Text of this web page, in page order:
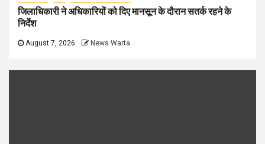
जिलाधिकारी ने अधिकारियों को दिए मानसून के दौरान सतर्क रहने के
निर्देश
August 7, 2026 News Warta